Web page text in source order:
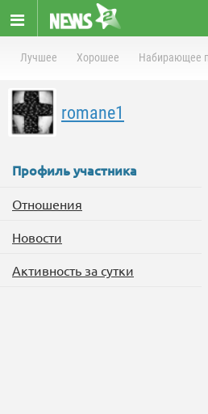
Лучшее Хорошее Набирающее
romane1
Профиль участника
Отношения
Новости
Активность за сутки